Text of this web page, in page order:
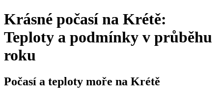
Krásné počasí na Krétě:
Teploty a podmínky v průběhu
roku
Počasí a teploty moře na Krétě